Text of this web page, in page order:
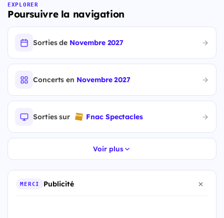
EXPLORER
Poursuivre la navigation
Sorties de Novembre 2027
Concerts en Novembre 2027
Sorties sur Fnac Spectacles
Voir plus
MERCI Publicité